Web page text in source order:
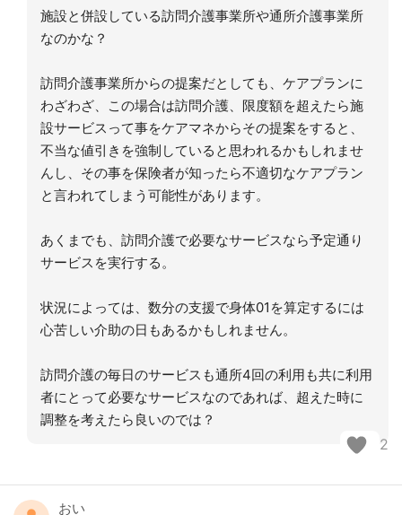
施設と併設している訪問介護事業所や通所介護事業所
なのかな？
訪問介護事業所からの提案だとしても、ケアプランに
わざわざ、この場合は訪問介護、限度額を超えたら施
設サービスって事をケアマネからその提案をすると、
不当な値引きを強制していると思われるかもしれませ
んし、その事を保険者が知ったら不適切なケアプラン
と言われてしまう可能性があります。
あくまでも、訪問介護で必要なサービスなら予定通り
サービスを実行する。
状況によっては、数分の支援で身体01を算定するには
心苦しい介助の日もあるかもしれません。
訪問介護の毎日のサービスも通所4回の利用も共に利用
者にとって必要なサービスなのであれば、超えた時に
調整を考えたら良いのでは？
2
おい